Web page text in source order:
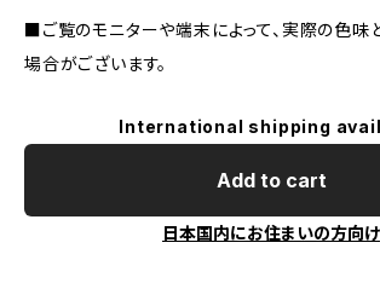
■ご覧のモニターや端末によって、実際の色味
場合がございます。
International shipping
Add to cart
日本国内にお住まいの方向け